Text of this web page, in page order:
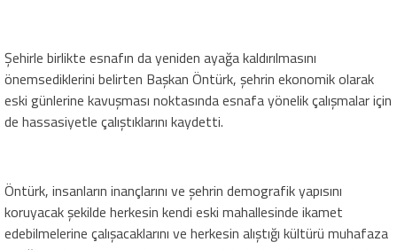
Şehirle birlikte esnafın da yeniden ayağa kaldırılmasını
önemsediklerini belirten Başkan Öntürk, şehrin ekonomik olarak
eski günlerine kavuşması noktasında esnafa yönelik çalışmalar için
de hassasiyetle çalıştıklarını kaydetti.
Öntürk, insanların inançlarını ve şehrin demografik yapısını
koruyacak şekilde herkesin kendi eski mahallesinde ikamet
edebilmelerine çalışacaklarını ve herkesin alıştığı kültürü muhafaza